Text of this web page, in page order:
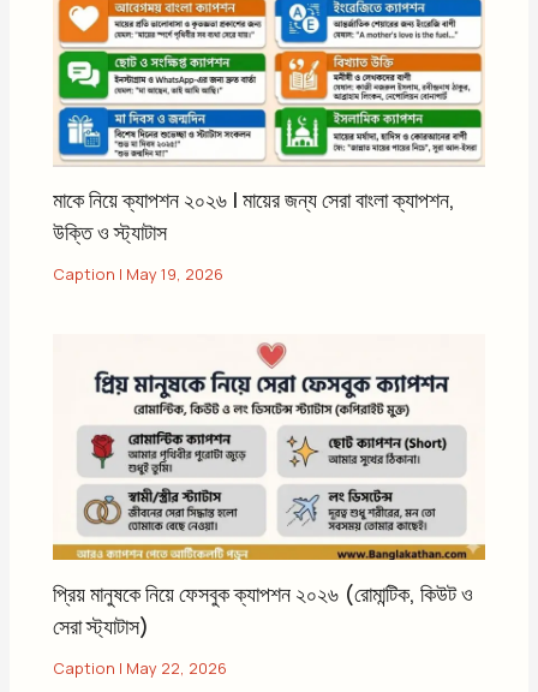
মাকে নিয়ে ক্যাপশন ২০২৬ | মায়ের জন্য সেরা বাংলা ক্যাপশন,
উক্তি ও স্ট্যাটাস
Caption | May 19, 2026
প্রিয় মানুষকে নিয়ে ফেসবুক ক্যাপশন ২০২৬ (রোমান্টিক, কিউট ও
সেরা স্ট্যাটাস)
Caption | May 22, 2026